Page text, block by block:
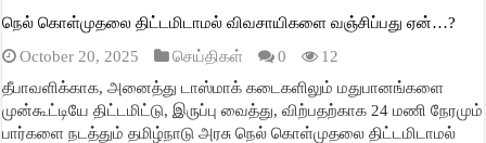
நெல் கொள்முதலை திட்டமிடாமல் விவசாயிகளை வஞ்சிப்பது ஏன்…?
October 20, 2025
செய்திகள் 0
12
தீபாவளிக்காக, அனைத்து டாஸ்மாக் கடைகளிலும் மதுபானங்களை
முன்கூட்டியே திட்டமிட்டு, இருப்பு வைத்து, விற்பதற்காக 24 மணி நேரமும்
பார்களை நடத்தும் தமிழ்நாடு அரசு நெல் கொள்முதலை திட்டமிடாமல்